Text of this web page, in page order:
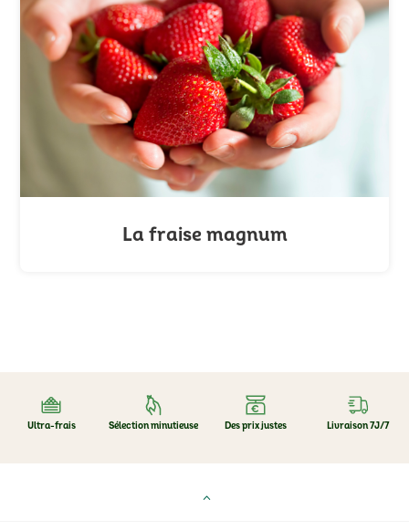
La fraise magnum
Ultra-frais Sélection minutieuse Des prix justes Livraison 7J/7